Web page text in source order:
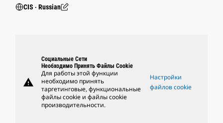
CIS ‧ Russian
warning
Социальные Сети
Необходимо Принять Файлы Cookie
Для работы этой функции
необходимо принять
таргетинговые, функциональные
файлы cookie и файлы cookie
производительности.
Настройки
файлов cookie